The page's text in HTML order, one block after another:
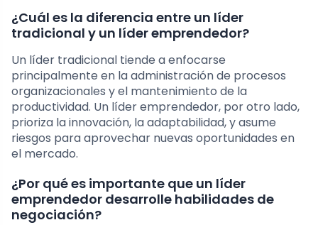
¿Cuál es la diferencia entre un líder
tradicional y un líder emprendedor?
Un líder tradicional tiende a enfocarse
principalmente en la administración de procesos
organizacionales y el mantenimiento de la
productividad. Un líder emprendedor, por otro lado,
prioriza la innovación, la adaptabilidad, y asume
riesgos para aprovechar nuevas oportunidades en
el mercado.
¿Por qué es importante que un líder
emprendedor desarrolle habilidades de
negociación?